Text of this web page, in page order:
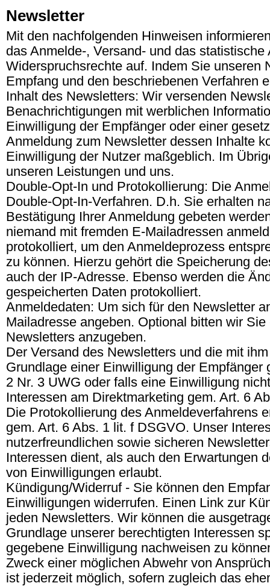
Newsletter
Mit den nachfolgenden Hinweisen
das Anmelde-, Versand- und das
Widerspruchsrechte auf. Indem Sie unseren
Empfang und den beschriebenen Verfahren
Inhalt des Newsletters: Wir versenden
Benachrichtigungen mit werblichen
Einwilligung der Empfänger oder einer
Anmeldung zum Newsletter dessen Inhalte
Einwilligung der Nutzer maßgeblich. Im
unseren Leistungen und uns.
Double-Opt-In und Protokollierung: Die
Double-Opt-In-Verfahren. D.h. Sie erhalten
Bestätigung Ihrer Anmeldung gebeten
niemand mit fremden E-Mailadressen
protokolliert, um den Anmeldeprozess
zu können. Hierzu gehört die Speicherung
auch der IP-Adresse. Ebenso werden die
gespeicherten Daten protokolliert.
Anmeldedaten: Um sich für den Newsletter
Mailadresse angeben. Optional bitten wir
Newsletters anzugeben.
Der Versand des Newsletters und die mit
Grundlage einer Einwilligung der
2 Nr. 3 UWG oder falls eine Einwilligung
Interessen am Direktmarketing gem. Art. 6
Die Protokollierung des Anmeldeverfahrens
gem. Art. 6 Abs. 1 lit. f DSGVO. Unser
nutzerfreundlichen sowie sicheren
Interessen dient, als auch den Erwartungen
von Einwilligungen erlaubt.
Kündigung/Widerruf - Sie können den
Einwilligungen widerrufen. Einen Link zur
jeden Newsletters. Wir können die
Grundlage unserer berechtigten Interessen
gegebene Einwilligung nachweisen zu
Zweck einer möglichen Abwehr von
ist jederzeit möglich, sofern zugleich das